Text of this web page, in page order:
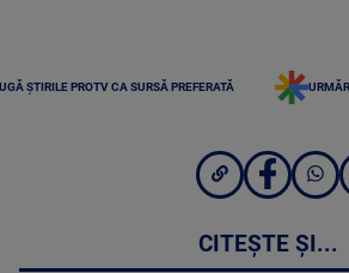
ȘTIRILE PROTV CA SURSĂ PREFERATĂ
CITEȘTE ȘI...